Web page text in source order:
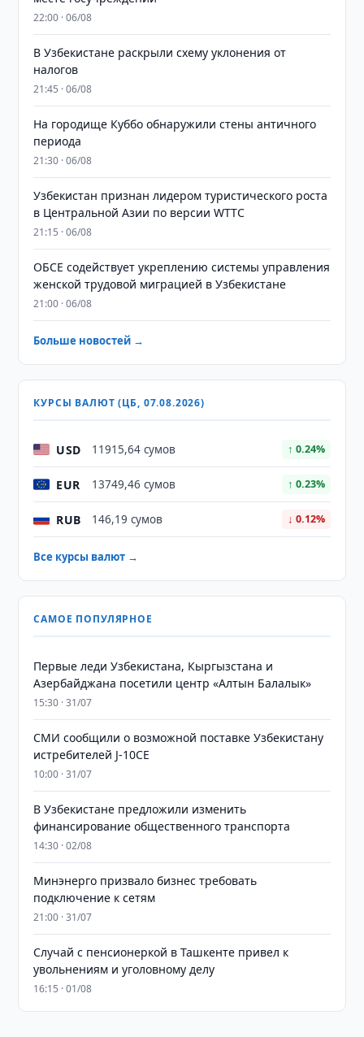
22:00 · 06/08
В Узбекистане раскрыли схему уклонения от
налогов
21:45 · 06/08
На городище Куббо обнаружили стены античного
периода
21:30 · 06/08
Узбекистан признан лидером туристического роста
в Центральной Азии по версии WTTC
21:15 · 06/08
ОБСЕ содействует укреплению системы управления
женской трудовой миграцией в Узбекистане
21:00 · 06/08
Больше новостей →
КУРСЫ ВАЛЮТ (ЦБ, 07.08.2026)
USD 11915,64 сумов ↑ 0.24%
EUR 13749,46 сумов ↑ 0.23%
RUB 146,19 сумов ↓ 0.12%
Все курсы валют →
САМОЕ ПОПУЛЯРНОЕ
Первые леди Узбекистана, Кыргызстана и
Азербайджана посетили центр «Алтын Балалык»
15:30 · 31/07
СМИ сообщили о возможной поставке Узбекистану
истребителей J-10CE
10:00 · 31/07
В Узбекистане предложили изменить
финансирование общественного транспорта
14:30 · 02/08
Минэнерго призвало бизнес требовать
подключение к сетям
21:00 · 31/07
Случай с пенсионеркой в Ташкенте привел к
увольнениям и уголовному делу
16:15 · 01/08